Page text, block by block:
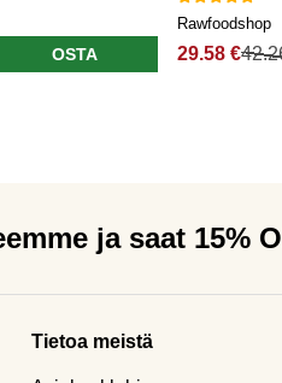
OSTA
Rawfoodshop
29.58 €
ja saat 15%
Tietoa meistä